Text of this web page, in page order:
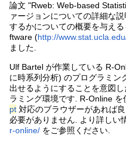
論文 "Rweb: Web-based
ァージョンについての詳細な
するかについての概要を与え
ftware (http://
ました.
Ulf Bartel が作業している R-
に時系列分析) のプログラミン
出せるようにすることを意図
ラミング環境です. R-Online
pt 対応のブラウザーがあれば
必要がありません. より詳しい
r-online/ をご参照ください.